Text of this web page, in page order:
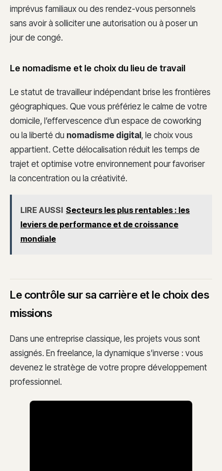
imprévus familiaux ou des rendez-vous personnels
sans avoir à solliciter une autorisation ou à poser un
jour de congé.
Le nomadisme et le choix du lieu de travail
Le statut de travailleur indépendant brise les frontières
géographiques. Que vous préfériez le calme de votre
domicile, l’effervescence d’un espace de coworking
ou la liberté du nomadisme digital, le choix vous
appartient. Cette délocalisation réduit les temps de
trajet et optimise votre environnement pour favoriser
la concentration ou la créativité.
LIRE AUSSI Secteurs les plus rentables : les
leviers de performance et de croissance
mondiale
Le contrôle sur sa carrière et le choix des
missions
Dans une entreprise classique, les projets vous sont
assignés. En freelance, la dynamique s’inverse : vous
devenez le stratège de votre propre développement
professionnel.